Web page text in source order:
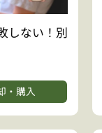
しない！別
・購入